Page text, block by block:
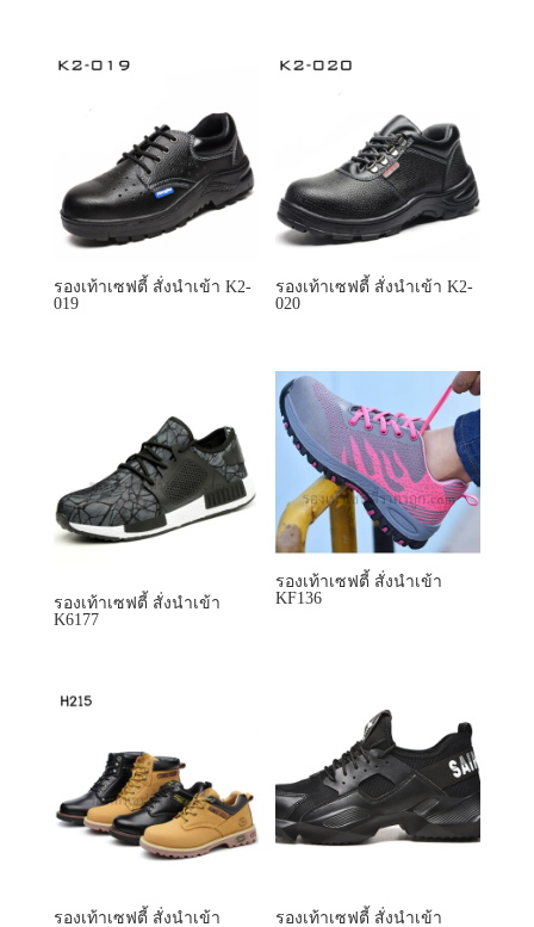
รองเท้าเซฟตี้ สั่งนำเข้า K2-
019
รองเท้าเซฟตี้ สั่งนำเข้า K2-
020
รองเท้าเซฟตี้ สั่งนำเข้า
K6177
รองเท้าเซฟตี้ สั่งนำเข้า
KF136
รองเท้าเซฟตี้ สั่งนำเข้า
รองเท้าเซฟตี้ สั่งนำเข้า